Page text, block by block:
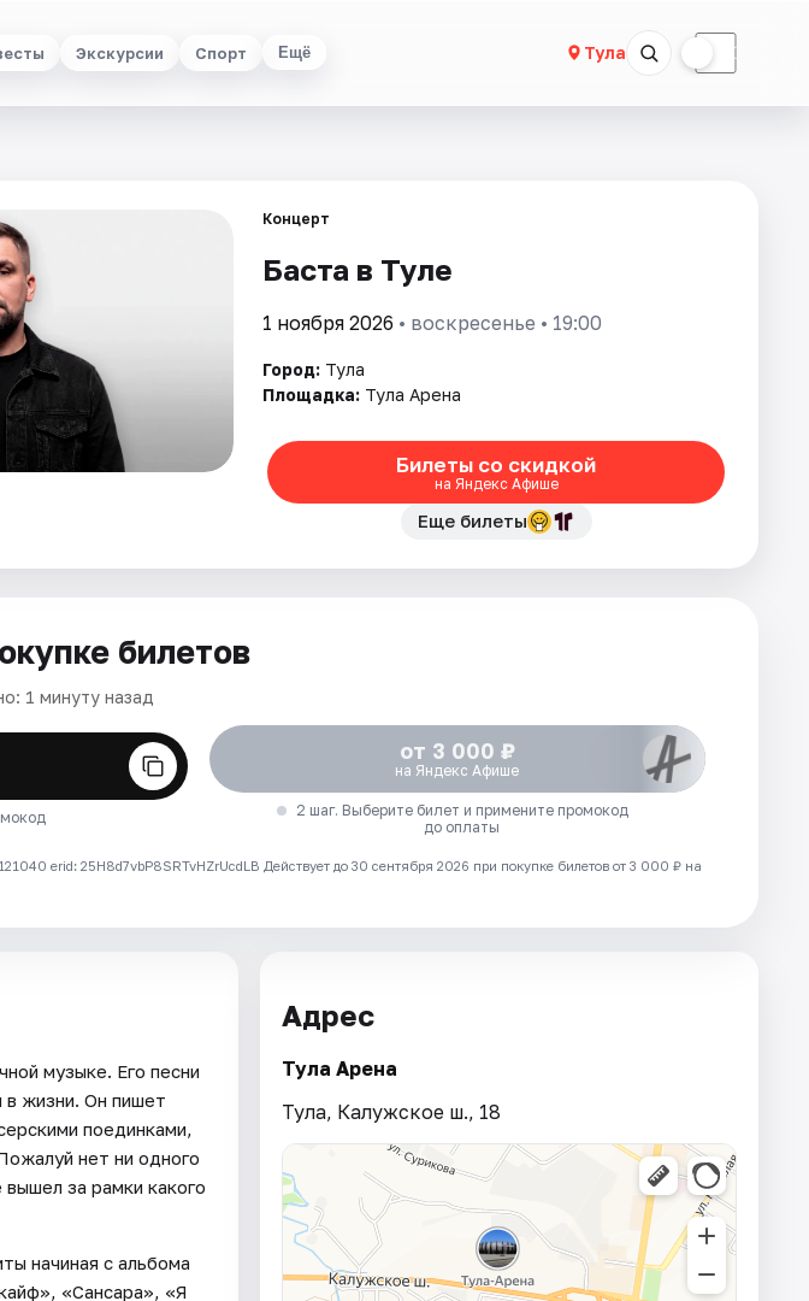
Экскурсии Спорт Ещё Тула ☾
Концерт
Баста в Туле
1 ноября 2026 • воскресенье • 19:00
Город: Тула
Площадка: Тула Арена
Билеты со скидкой
на Яндекс Афише
Еще билеты
билетов
1 минуту назад
от 3 000 ₽
на Яндекс Афише
2 шаг. Выберите билет и примените промокод
до оплаты
erid: 25H8d7vbP8SRTvHZrUcdLB Действует до 30 сентября 2026 при покупке билетов от 3 000 ₽ на
музыке. Его песни
в жизни. Он пишет
поединками,
нет ни одного
за рамки какого
начиная с альбома
«Сансара», «Я
Адрес
Тула Арена
Тула, Калужское ш., 18